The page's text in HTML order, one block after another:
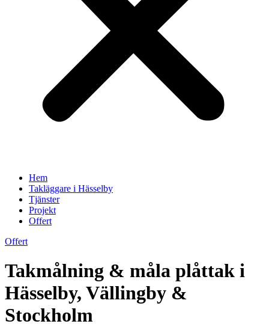
Hem
Takläggare i Hässelby
Tjänster
Projekt
Offert
Offert
Takmålning & måla plåttak i
Hässelby, Vällingby &
Stockholm